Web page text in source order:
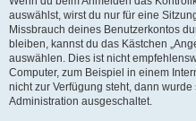
auswählst, wirst du nur für eine
Missbrauch deines Benutzerkontos
bleiben, kannst du das Kästchen
auswählen. Dies ist nicht
Computer, zum Beispiel in einem
nicht zur Verfügung steht, dann
Administration ausgeschaltet.